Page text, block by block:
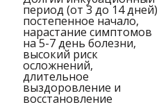
период (от 3 до 14 дней),
постепенное начало,
нарастание симптомов
на 5-7 день болезни,
высокий риск
осложнений,
длительное
выздоровление и
восстановление